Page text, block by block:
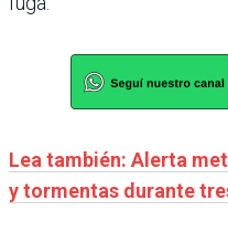
Lea también: Alerta
y tormentas durante